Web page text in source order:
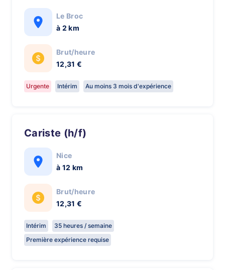
Le Broc
à 2 km
Brut/heure
12,31 €
Urgente Intérim Au moins 3 mois d'expérience
Cariste (h/f)
Nice
à 12 km
Brut/heure
12,31 €
Intérim
35 heures / semaine
Première expérience requise